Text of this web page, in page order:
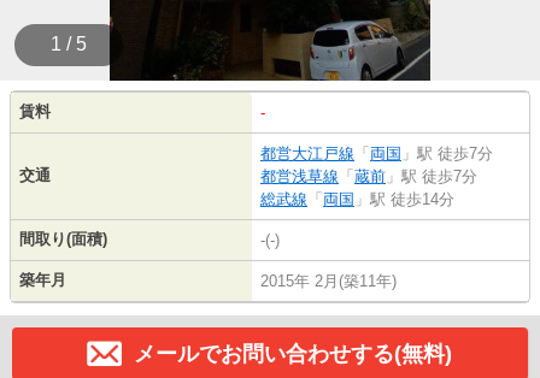
1 / 5
賃料 -
交通
都営大江戸線 「 両国 」駅 徒歩7分
都営浅草線 「 蔵前 」駅 徒歩7分
総武線 「 両国 」駅 徒歩14分
間取り(面積) -(-)
築年月 2015年 2月(築11年)
メールでお問い合わせする(無料)